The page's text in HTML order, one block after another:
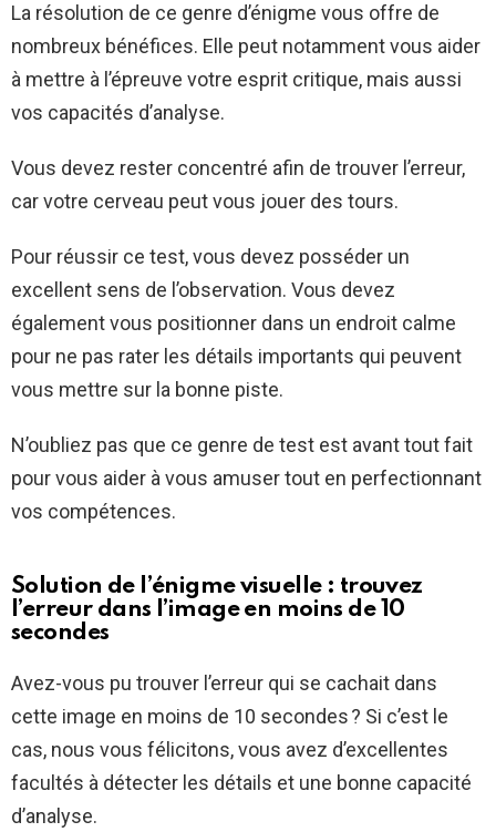
La résolution de ce genre d’énigme vous offre de
nombreux bénéfices. Elle peut notamment vous aider
à mettre à l’épreuve votre esprit critique, mais aussi
vos capacités d’analyse.
Vous devez rester concentré afin de trouver l’erreur,
car votre cerveau peut vous jouer des tours.
Pour réussir ce test, vous devez posséder un
excellent sens de l’observation. Vous devez
également vous positionner dans un endroit calme
pour ne pas rater les détails importants qui peuvent
vous mettre sur la bonne piste.
N’oubliez pas que ce genre de test est avant tout fait
pour vous aider à vous amuser tout en perfectionnant
vos compétences.
Solution de l’énigme visuelle : trouvez
l’erreur dans l’image en moins de 10
secondes
Avez-vous pu trouver l’erreur qui se cachait dans
cette image en moins de 10 secondes ? Si c’est le
cas, nous vous félicitons, vous avez d’excellentes
facultés à détecter les détails et une bonne capacité
d’analyse.